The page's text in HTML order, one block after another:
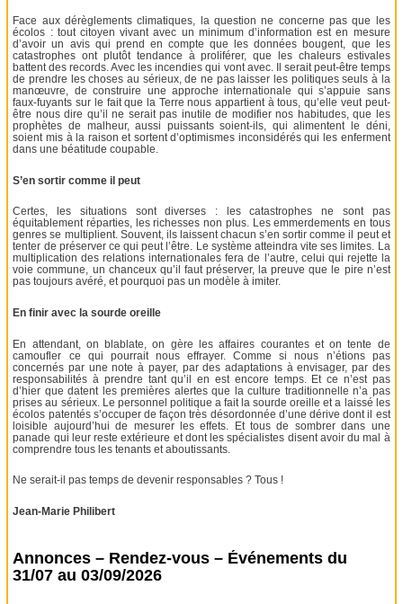
Face aux dérèglements climatiques, la question ne concerne pas que les
écolos : tout citoyen vivant avec un minimum d’information est en mesure
d’avoir un avis qui prend en compte que les données bougent, que les
catastrophes ont plutôt tendance à proliférer, que les chaleurs estivales
battent des records. Avec les incendies qui vont avec. Il serait peut-être temps
de prendre les choses au sérieux, de ne pas laisser les politiques seuls à la
manœuvre, de construire une approche internationale qui s’appuie sans
faux-fuyants sur le fait que la Terre nous appartient à tous, qu’elle veut peut-
être nous dire qu’il ne serait pas inutile de modifier nos habitudes, que les
prophètes de malheur, aussi puissants soient-ils, qui alimentent le déni,
soient mis à la raison et sortent d’optimismes inconsidérés qui les enferment
dans une béatitude coupable.
S’en sortir comme il peut
Certes, les situations sont diverses : les catastrophes ne sont pas
équitablement réparties, les richesses non plus. Les emmerdements en tous
genres se multiplient. Souvent, ils laissent chacun s’en sortir comme il peut et
tenter de préserver ce qui peut l’être. Le système atteindra vite ses limites. La
multiplication des relations internationales fera de l’autre, celui qui rejette la
voie commune, un chanceux qu’il faut préserver, la preuve que le pire n’est
pas toujours avéré, et pourquoi pas un modèle à imiter.
En finir avec la sourde oreille
En attendant, on blablate, on gère les affaires courantes et on tente de
camoufler ce qui pourrait nous effrayer. Comme si nous n’étions pas
concernés par une note à payer, par des adaptations à envisager, par des
responsabilités à prendre tant qu’il en est encore temps. Et ce n’est pas
d’hier que datent les premières alertes que la culture traditionnelle n’a pas
prises au sérieux. Le personnel politique a fait la sourde oreille et a laissé les
écolos patentés s’occuper de façon très désordonnée d’une dérive dont il est
loisible aujourd’hui de mesurer les effets. Et tous de sombrer dans une
panade qui leur reste extérieure et dont les spécialistes disent avoir du mal à
comprendre tous les tenants et aboutissants.
Ne serait-il pas temps de devenir responsables ? Tous !
Jean-Marie Philibert
Annonces – Rendez-vous – Événements du
31/07 au 03/09/2026